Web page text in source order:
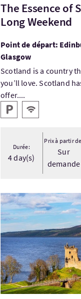
The Essence of
Long Weekend
Point de départ:
Glasgow
Scotland is a country
you’ll love. Scotland
offer....
Services
ParkingWiFi gratuit
Durée:
4 day(s)
Prix à partir
Sur
demande
Visitez:LOCH NESS